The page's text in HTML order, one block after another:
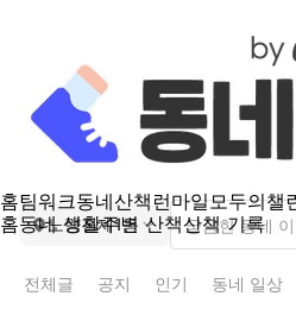
홈팀워크동네산책 런마일모두의챌
홈동네 생활주변 산책산책 기록
노량진제1동
전체글 공지 인기 동네 일상